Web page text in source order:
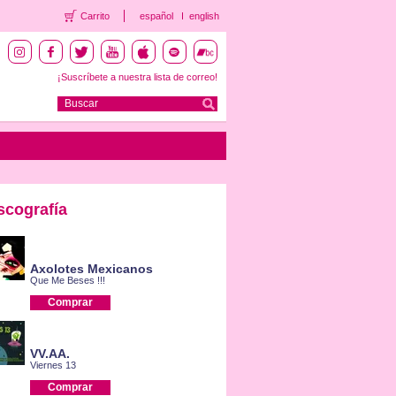
Carrito español english
¡Suscríbete a nuestra lista de correo!
Axolotes Mexicanos
Que Me Beses !!!
Comprar
VV.AA.
Viernes 13
Comprar